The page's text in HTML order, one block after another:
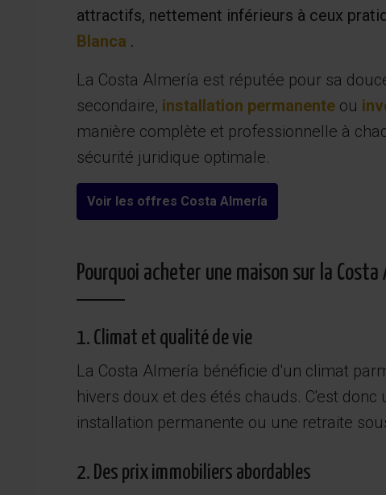
attractifs, nettement inférieurs à ceux
Blanca .
La Costa Almería est réputée pour sa
secondaire, installation permanente ou
manière complète et professionnelle à
sécurité juridique optimale.
Voir les offres Costa Almería
Pourquoi acheter une maison sur la Costa
1. Climat et qualité de vie
La Costa Almería bénéficie d'un climat
hivers doux et des étés chauds. C'est
installation permanente ou une retraite
2. Des prix immobiliers abordables